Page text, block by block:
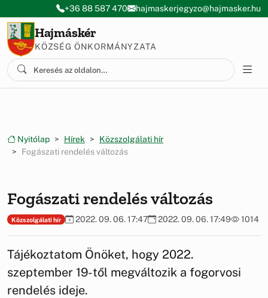
Ugrás a menüre
Ugrás a tartalomra
+36 88 587 470 hajmaskerjegyzo@hajmasker.hu
Hajmáskér
KÖZSÉG ÖNKORMÁNYZATA
Nyitólap Hírek
Közszolgálati hír
Fogászati rendelés változás
Fogászati rendelés változás
Közszolgálati hír 2022. 09. 06. 17:47 2022. 09. 06. 17:49 1014
Tájékoztatom Önöket, hogy 2022.
szeptember 19-től megváltozik a fogorvosi
rendelés ideje.